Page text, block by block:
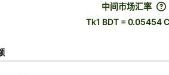
中间市场汇率
Tk1 BDT = 0.05454